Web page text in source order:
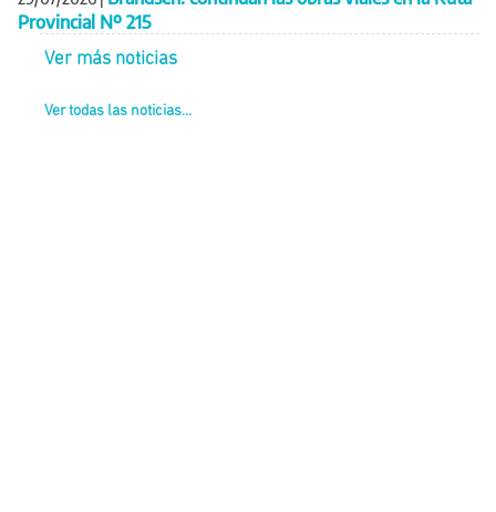
Provincial Nº 215
Ver más noticias
Ver todas las noticias...